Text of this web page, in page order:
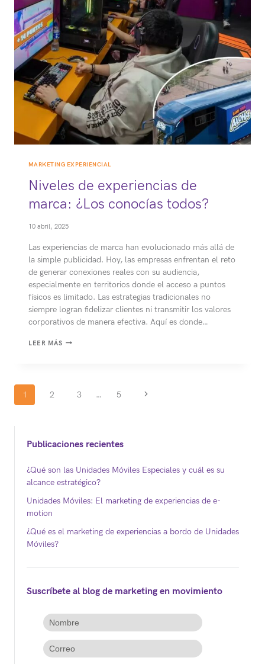
MARKETING
EXPERIENCIAS
MARKETING EXPERIENCIAL
Niveles de experiencias de
marca: ¿Los conocías todos?
10 abril, 2025
Las experiencias de marca han evolucionado más allá de
la simple publicidad. Hoy, las empresas enfrentan el reto
de generar conexiones reales con su audiencia,
especialmente en territorios donde el acceso a puntos
físicos es limitado. Las estrategias tradicionales no
siempre logran fidelizar clientes ni transmitir los valores
corporativos de manera efectiva. Aquí es donde…
LEER MÁSNIVELES
MARCA:
Navegación
página
1 2 3 … 5
Siguiente
Publicaciones recientes
¿Qué son las Unidades Móviles Especiales y cuál es su
alcance estratégico?
Unidades Móviles: El marketing de experiencias de e-
motion
¿Qué es el marketing de experiencias a bordo de Unidades
Móviles?
Suscríbete al blog de marketing en movimiento